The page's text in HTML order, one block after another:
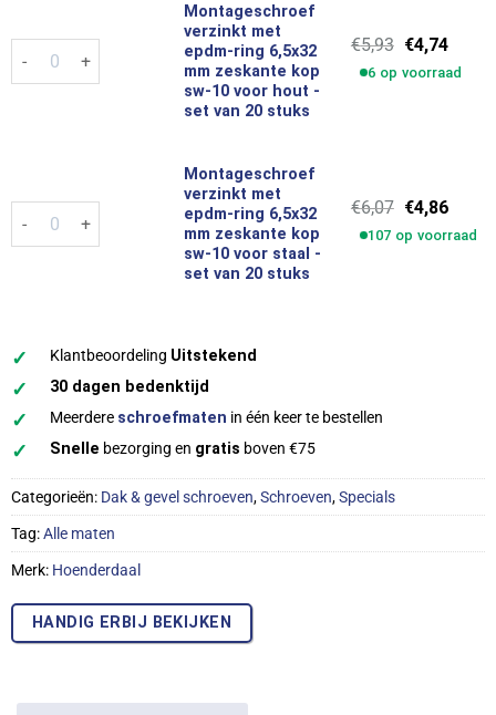
Montageschroef verzinkt met epdm-ring 6,5x32 mm
Montageschroef
verzinkt met
epdm-ring 6,5x32
mm zeskante kop
sw-10 voor hout -
set van 20 stuks
€5,93
prijs
€4,74
prijs
6 op voorraad
Montageschroef verzinkt met epdm-ring 6,5x32 mm
Montageschroef
verzinkt met
epdm-ring 6,5x32
mm zeskante kop
sw-10 voor staal -
set van 20 stuks
€6,07
prijs
€4,86
prijs
107 op voorraad
✓ Klantbeoordeling Uitstekend
✓ 30 dagen bedenktijd
✓ Meerdere schroefmaten in één keer te bestellen
✓ Snelle bezorging en gratis boven €75
Categorieën: Dak & gevel schroeven,Schroeven,Specials
Tag:Alle maten
Merk: Hoenderdaal
HANDIG ERBIJ BEKIJKEN